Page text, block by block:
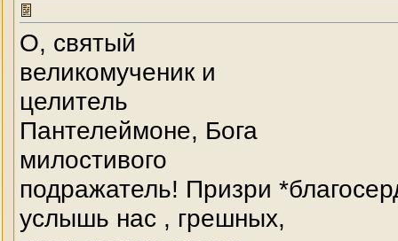
О, святый
великомученик и
целитель
Пантелеймоне, Бога
милостивого
подражатель! Призри
услышь нас , грешных,